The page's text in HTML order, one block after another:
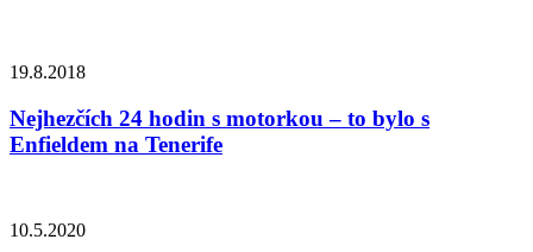
19.8.2018
Nejhezčích 24 hodin s motorkou – to bylo s
Enfieldem na Tenerife
10.5.2020